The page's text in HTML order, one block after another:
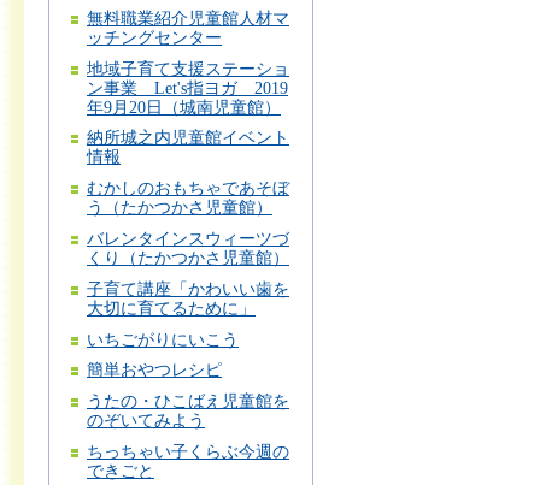
無料職業紹介児童館人材マ
ッチングセンター
地域子育て支援ステーショ
ン事業 Let's指ヨガ 2019
年9月20日（城南児童館）
納所城之内児童館イベント
情報
むかしのおもちゃであそぼ
う（たかつかさ児童館）
バレンタインスウィーツづ
くり（たかつかさ児童館）
子育て講座「かわいい歯を
大切に育てるために」
いちごがりにいこう
簡単おやつレシピ
うたの・ひこばえ児童館を
のぞいてみよう
ちっちゃい子くらぶ今週の
できごと